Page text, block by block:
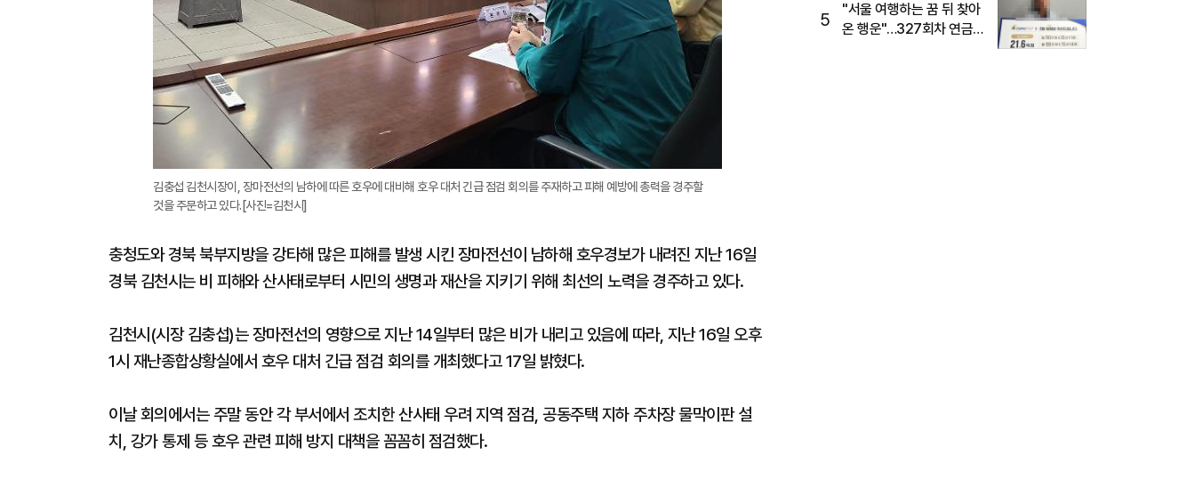
김충섭 김천시장이, 장마전선의 남하에 따른 호우에 대비해 호우 대처 긴급 점검 회의를 주재하고 피해 예방에 총력을 경주할
것을 주문하고 있다.[사진=김천시]
충청도와 경북 북부지방을 강타해 많은 피해를 발생 시킨 장마전선이 남하해 호우경보가 내려진 지난 16일
경북 김천시는 비 피해와 산사태로부터 시민의 생명과 재산을 지키기 위해 최선의 노력을 경주하고 있다.
김천시(시장 김충섭)는 장마전선의 영향으로 지난 14일부터 많은 비가 내리고 있음에 따라, 지난 16일 오후
1시 재난종합상황실에서 호우 대처 긴급 점검 회의를 개최했다고 17일 밝혔다.
이날 회의에서는 주말 동안 각 부서에서 조치한 산사태 우려 지역 점검, 공동주택 지하 주차장 물막이판 설
치, 강가 통제 등 호우 관련 피해 방지 대책을 꼼꼼히 점검했다.
5
"서울 여행하는 꿈 뒤 찾아
온 행운"…327회차 연금